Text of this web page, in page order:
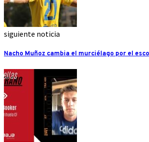
siguiente noticia
Nacho Muñoz cambia el murciélago por el